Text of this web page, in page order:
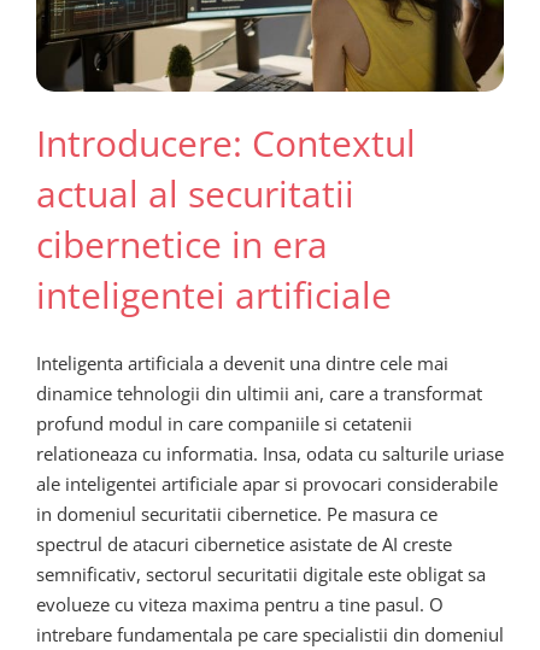
Introducere: Contextul
actual al securitatii
cibernetice in era
inteligentei artificiale
Inteligenta artificiala a devenit una dintre cele mai
dinamice tehnologii din ultimii ani, care a transformat
profund modul in care companiile si cetatenii
relationeaza cu informatia. Insa, odata cu salturile uriase
ale inteligentei artificiale apar si provocari considerabile
in domeniul securitatii cibernetice. Pe masura ce
spectrul de atacuri cibernetice asistate de AI creste
semnificativ, sectorul securitatii digitale este obligat sa
evolueze cu viteza maxima pentru a tine pasul. O
intrebare fundamentala pe care specialistii din domeniul